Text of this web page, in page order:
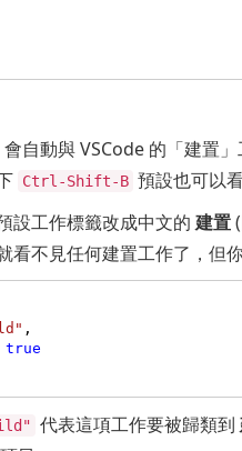
自動與 VSCode 的「建置
Ctrl-Shift-B 預設也可以
設工作標籤改成中文的 建置(
看不見任何建置工作了，但
,
true
代表這項工作要被歸類到